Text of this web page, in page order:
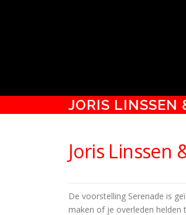
JORIS LINSSEN
Joris Linssen
De voorstelling Serenade is
maken of je overleden helden